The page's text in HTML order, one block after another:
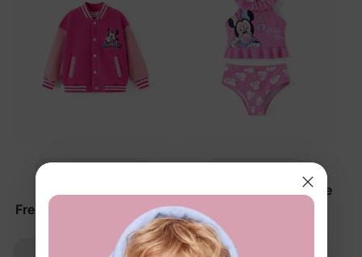
ThermoUmarmung ™
Freunde Unisex Jacke für
Kleinkinder/Kinder in
Rosarot
Micky & Freunde
Baby-/Kleinkind 2-teilige
Badeanzüge Rosa